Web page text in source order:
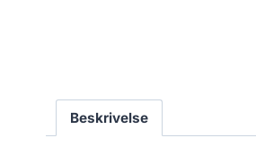
Beskrivelse